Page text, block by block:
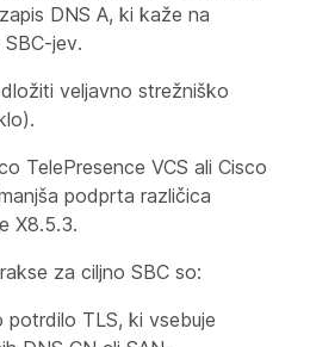
DNS A, ki kaže na
jev.
veljavno strežniško
TelePresence VCS ali Cisco
podprta različica
X8.5.3.
za ciljno SBC so:
potrdilo TLS, ki vsebuje